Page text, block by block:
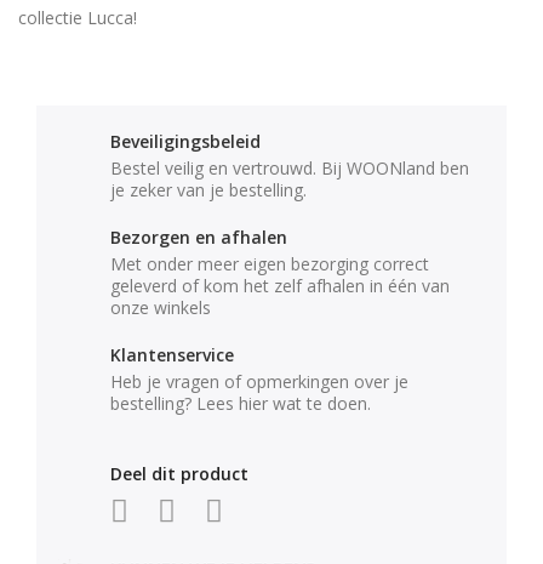
collectie Lucca!
Beveiligingsbeleid
Bestel veilig en vertrouwd. Bij WOONland ben
je zeker van je bestelling.
Bezorgen en afhalen
Met onder meer eigen bezorging correct
geleverd of kom het zelf afhalen in één van
onze winkels
Klantenservice
Heb je vragen of opmerkingen over je
bestelling? Lees hier wat te doen.
Deel dit product